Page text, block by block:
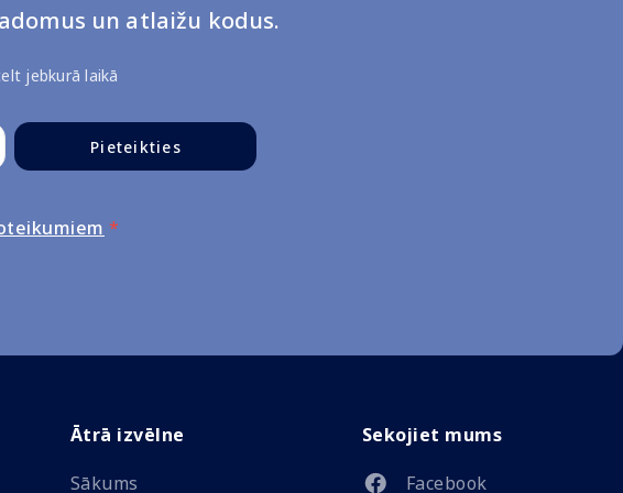
un atlaižu kodus.
jebkurā laikā
Pieteikties
*
Ātrā izvēlne
Sākums
Sekojiet mums
Facebook